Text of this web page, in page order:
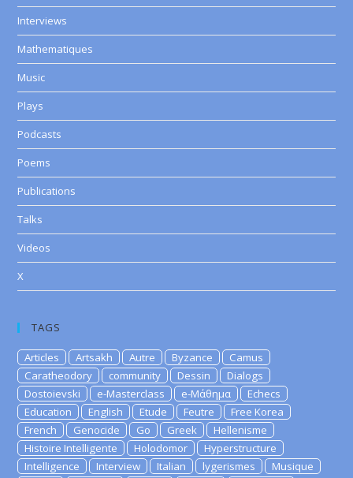
Interviews
Mathematiques
Music
Plays
Podcasts
Poems
Publications
Talks
Videos
X
TAGS
Articles Artsakh Autre Byzance
Camus
Caratheodory
community Dessin
Dialogs
Dostoievski
e-Masterclass e-Μάθημα
Echecs
Education
English Etude Feutre
Free Korea
French
Genocide Go Greek
Hellenisme
Histoire Intelligente
Holodomor
Hyperstructure
Intelligence
Interview Italian lygerismes
Musique